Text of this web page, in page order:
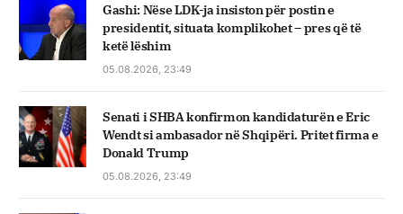
Gashi: Nëse LDK-ja insiston për postin e
presidentit, situata komplikohet – pres që të
ketë lëshim
05.08.2026, 23:49
Senati i SHBA konfirmon kandidaturën e Eric
Wendt si ambasador në Shqipëri. Pritet firma e
Donald Trump
05.08.2026, 23:49